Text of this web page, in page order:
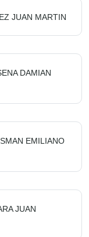
JUAN MARTIN
DAMIAN
EMILIANO
JUAN